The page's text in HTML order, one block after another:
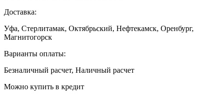
Доставка:
Уфа, Стерлитамак, Октябрьский, Нефтекамск, Оренбург,
Магнитогорск
Варианты оплаты:
Безналичный расчет, Наличный расчет
Можно купить в кредит